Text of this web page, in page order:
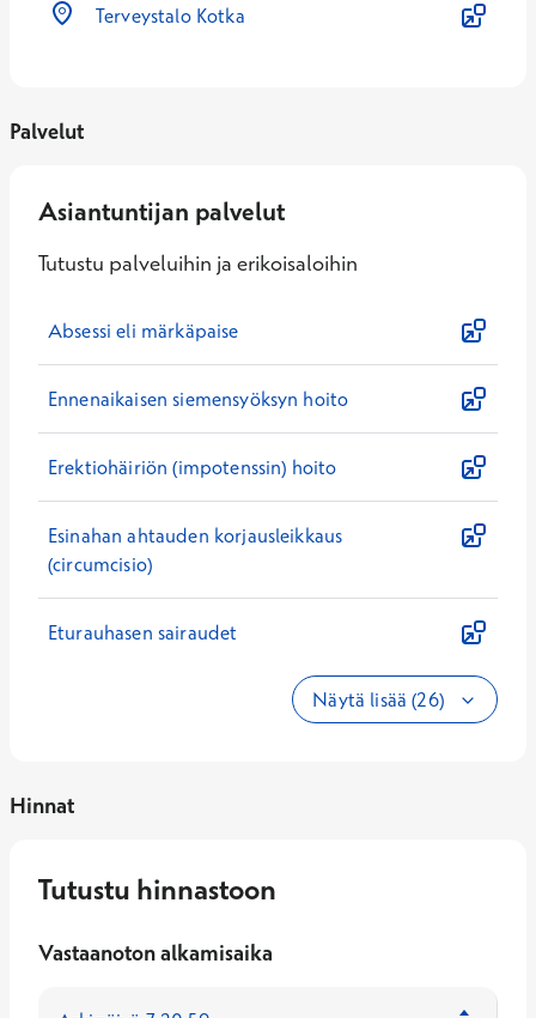
Terveystalo Kotka
Palvelut
Asiantuntijan palvelut
Tutustu palveluihin ja erikoisaloihin
Absessi eli märkäpaise
Ennenaikaisen siemensyöksyn hoito
Erektiohäiriön (impotenssin) hoito
Esinahan ahtauden korjausleikkaus
(circumcisio)
Eturauhasen sairaudet
Näytä lisää (26)
Hinnat
Tutustu hinnastoon
Vastaanoton alkamisaika